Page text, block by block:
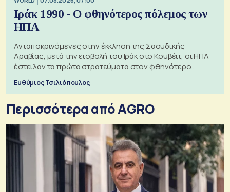
Ιράκ 1990 - Ο φθηνότερος πόλεμος των
ΗΠΑ
Ανταποκρινόμενες στην έκκληση της Σαουδικής
Αραβίας, μετά την εισβολή του Ιράκ στο Κουβέιτ, οι ΗΠΑ
έστειλαν τα πρώτα στρατεύματα στον φθηνότερο
Ευθύμιος Τσιλιόπουλος
Περισσότερα από AGRO